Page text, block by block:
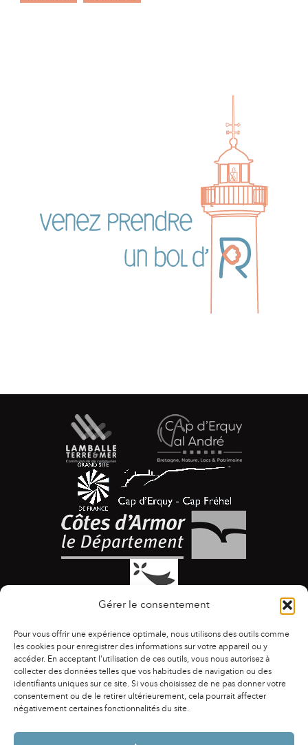
Gérer le consentement
Pour vous offrir une expérience optimale, nous utilisons des outils comme
les cookies pour enregistrer des informations sur votre appareil ou y
accéder. En acceptant l'utilisation de ces outils, vous nous autorisez à
collecter des données telles que vos habitudes de navigation ou des
identifiants uniques sur ce site. Si vous choisissez de ne pas donner votre
consentement ou de le retirer ultérieurement, cela pourrait affecter
négativement certaines fonctionnalités du site.
ACCESSIBILITÉ | AGENDA | ASSOCIATIONS
|
CONTACTS
PUBLICATIONS | ESPACE PRESSE